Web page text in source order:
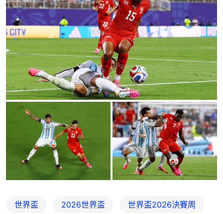
世界盃 2026世界盃 世界盃2026決賽周